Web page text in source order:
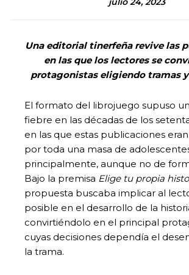
julio 24, 2023
Una editorial tinerfeña revive las
en las que los lectores se
protagonistas eligiendo tramas y
El formato del librojuego supuso
fiebre en las décadas de los
en las que estas publicaciones
por toda una masa de
principalmente, aunque no de
Bajo la premisa Elige tu propia
propuesta buscaba implicar al
posible en el desarrollo de la
convirtiéndolo en el principal
cuyas decisiones dependía el
la trama.